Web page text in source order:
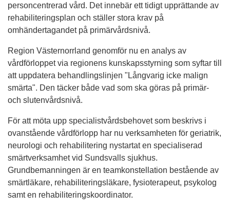
personcentrerad vård. Det innebär ett tidigt upprättande av
rehabiliteringsplan och ställer stora krav på
omhändertagandet på primärvårdsnivå.
Region Västernorrland genomför nu en analys av
vårdförloppet via regionens kunskapsstyrning som syftar till
att uppdatera behandlingslinjen "Långvarig icke malign
smärta". Den täcker både vad som ska göras på primär-
och slutenvårdsnivå.
För att möta upp specialistvårdsbehovet som beskrivs i
ovanstående vårdförlopp har nu verksamheten för geriatrik,
neurologi och rehabilitering nystartat en specialiserad
smärtverksamhet vid Sundsvalls sjukhus.
Grundbemanningen är en teamkonstellation bestående av
smärtläkare, rehabiliteringsläkare, fysioterapeut, psykolog
samt en rehabiliteringskoordinator.